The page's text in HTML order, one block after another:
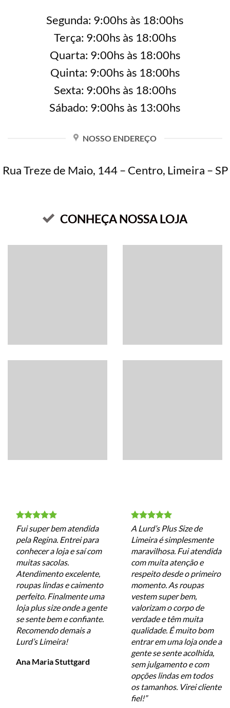
Segunda: 9:00hs às 18:00hs
Terça: 9:00hs às 18:00hs
Quarta: 9:00hs às 18:00hs
Quinta: 9:00hs às 18:00hs
Sexta: 9:00hs às 18:00hs
Sábado: 9:00hs às 13:00hs
NOSSO ENDEREÇO
Rua Treze de Maio, 144 – Centro, Limeira – SP
CONHEÇA NOSSA LOJA
Fui super bem atendida
pela Regina. Entrei para
conhecer a loja e saí com
muitas sacolas.
Atendimento excelente,
roupas lindas e caimento
perfeito. Finalmente uma
loja plus size onde a gente
se sente bem e confiante.
Recomendo demais a
Lurd’s Limeira!
Ana Maria Stuttgard
A Lurd’s Plus Size de
Limeira é simplesmente
maravilhosa. Fui atendida
com muita atenção e
respeito desde o primeiro
momento. As roupas
vestem super bem,
valorizam o corpo de
verdade e têm muita
qualidade. É muito bom
entrar em uma loja onde a
gente se sente acolhida,
sem julgamento e com
opções lindas em todos
os tamanhos. Virei cliente
fiel!”